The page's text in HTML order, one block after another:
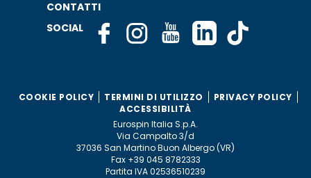
CONTATTI
SOCIAL
COOKIE POLICY TERMINI DI UTILIZZO
PRIVACY POLICY
ACCESSIBILITÀ
Eurospin Italia S.p.A.
Via Campalto 3/d
37036 San Martino Buon Albergo (VR)
Fax +39 045 8782333
Partita IVA 02536510239